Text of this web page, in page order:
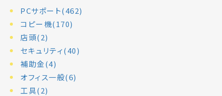
PCサポート(462)
コピー機(170)
店頭(2)
セキュリティ(40)
補助金(4)
オフィス一般(6)
工具(2)